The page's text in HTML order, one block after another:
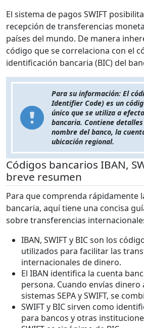
El sistema de pagos SWIFT
recepción de transferencias
países del mundo. De manera
código que se correlaciona con el
identificación bancaria (BIC) del
Para su información: El
Identifier Code) es un
único que se utiliza a
bancaria. Contiene
nombre del banco, la
ubicación regional.
Códigos bancarios IBAN,
breve resumen
Para que comprenda rápidamente
bancaria, aquí tiene una concisa
sobre transferencias
IBAN, SWIFT y BIC son los
utilizados para facilitar las
internacionales de dinero.
El IBAN identifica la cuenta
persona. Cuando envías dinero
sistemas SEPA y SWIFT, se
SWIFT y BIC sirven como
para bancos y otras